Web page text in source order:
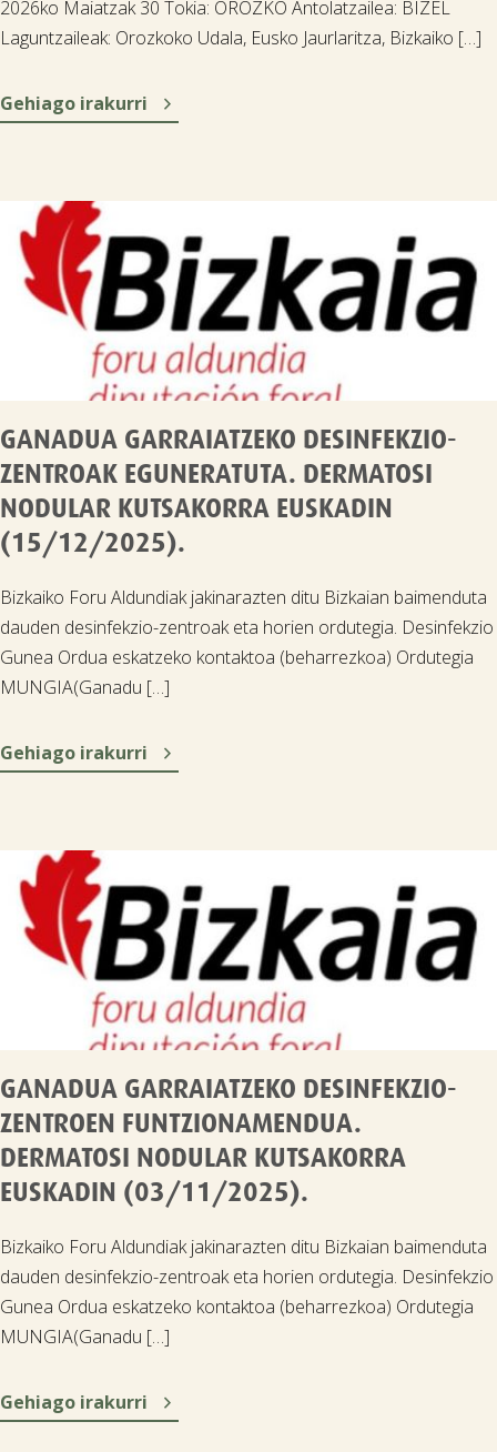
2026ko Maiatzak 30 Tokia: OROZKO Antolatzailea: BIZEL
Laguntzaileak: Orozkoko Udala, Eusko Jaurlaritza, Bizkaiko […]
Gehiago irakurri 
GANADUA GARRAIATZEKO DESINFEKZIO-
ZENTROAK EGUNERATUTA. DERMATOSI
NODULAR KUTSAKORRA EUSKADIN
(15/12/2025).
Bizkaiko Foru Aldundiak jakinarazten ditu Bizkaian baimenduta
dauden desinfekzio-zentroak eta horien ordutegia. Desinfekzio
Gunea Ordua eskatzeko kontaktoa (beharrezkoa) Ordutegia
MUNGIA(Ganadu […]
Gehiago irakurri 
GANADUA GARRAIATZEKO DESINFEKZIO-
ZENTROEN FUNTZIONAMENDUA.
DERMATOSI NODULAR KUTSAKORRA
EUSKADIN (03/11/2025).
Bizkaiko Foru Aldundiak jakinarazten ditu Bizkaian baimenduta
dauden desinfekzio-zentroak eta horien ordutegia. Desinfekzio
Gunea Ordua eskatzeko kontaktoa (beharrezkoa) Ordutegia
MUNGIA(Ganadu […]
Gehiago irakurri 